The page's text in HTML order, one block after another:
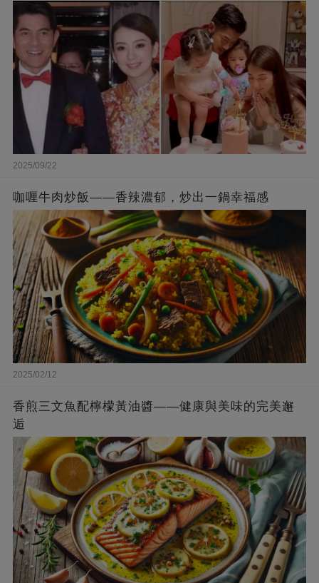
被贊爆
2025/09/22
咖喱牛肉炒飯——香辣濃郁，炒出一鍋幸福感
2025/02/12
香煎三文魚配檸檬黃油醬——健康與美味的完美邂
逅